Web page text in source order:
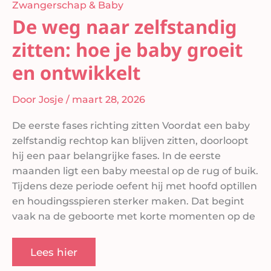
Zwangerschap & Baby
De weg naar zelfstandig
zitten: hoe je baby groeit
en ontwikkelt
Door Josje / maart 28, 2026
De eerste fases richting zitten Voordat een baby
zelfstandig rechtop kan blijven zitten, doorloopt
hij een paar belangrijke fases. In de eerste
maanden ligt een baby meestal op de rug of buik.
Tijdens deze periode oefent hij met hoofd optillen
en houdingsspieren sterker maken. Dat begint
vaak na de geboorte met korte momenten op de
Lees hier